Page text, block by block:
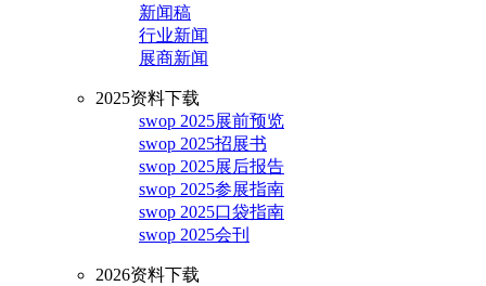
新闻稿
行业新闻
展商新闻
2025资料下载
swop 2025展前预览
swop 2025招展书
swop 2025展后报告
swop 2025参展指南
swop 2025口袋指南
swop 2025会刊
2026资料下载